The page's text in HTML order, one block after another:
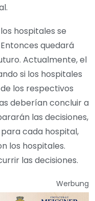
hospitales se
quedará
Actualmente, el
si los hospitales
los respectivos
deberían concluir a
las decisiones,
cada hospital,
los hospitales.
las decisiones.
Werbung